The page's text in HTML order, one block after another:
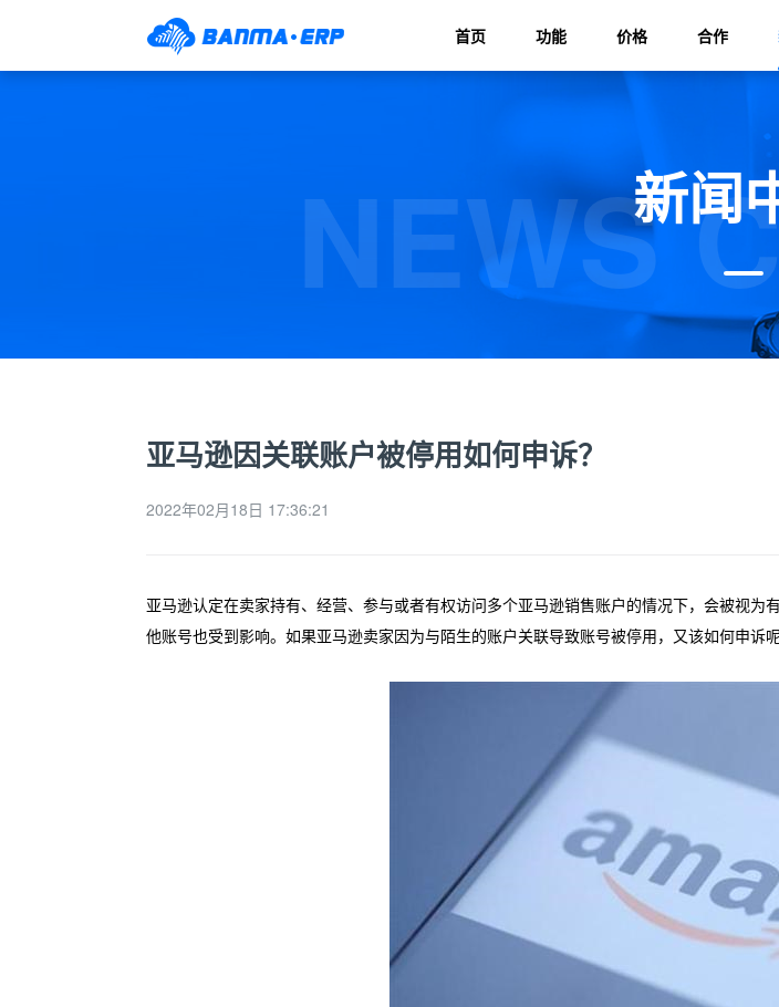
首页 功能 价格 合作
NEWS新闻
亚马逊因关联账户被停用如何申诉？
2022年02月18日 17:36:21
亚马逊认定在卖家持有、经营、参与或者有权访问多个亚马逊销售账户的情况下，会被视
他账号也受到影响。如果亚马逊卖家因为与陌生的账户关联导致账号被停用，又该如何申诉呢